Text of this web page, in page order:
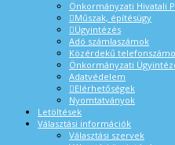
Önkormányzati Hivatali
Műszak, építésügy
Ügyintézés
Adó számlaszámok
Közérdekű
Önkormányzati
Adatvédelem
Elérhetőségek
Nyomtatványok
Letöltések
Választási információk
Választási szervek